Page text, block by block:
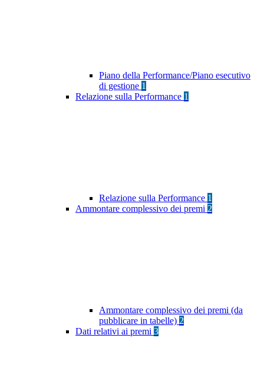
Piano della Performance/Piano esecutivo
di gestione 1
Relazione sulla Performance 1
Relazione sulla Performance 1
Ammontare complessivo dei premi 2
Ammontare complessivo dei premi (da
pubblicare in tabelle) 2
Dati relativi ai premi 3